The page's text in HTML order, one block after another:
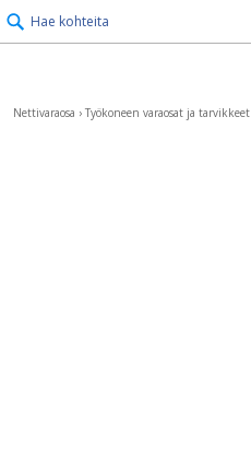
Hae kohteita
Nettivaraosa › Työkoneen varaosat ja tarvikkeet